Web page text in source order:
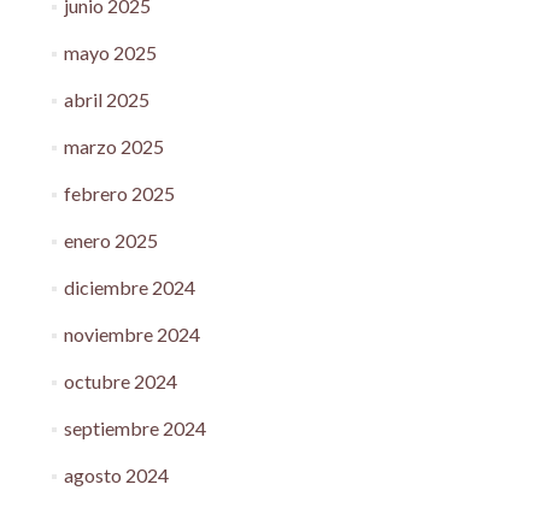
junio 2025
mayo 2025
abril 2025
marzo 2025
febrero 2025
enero 2025
diciembre 2024
noviembre 2024
octubre 2024
septiembre 2024
agosto 2024